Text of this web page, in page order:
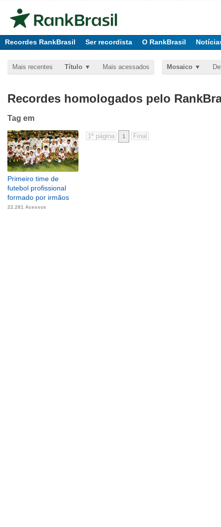
Recordes RankBrasil Ser recordista O RankBrasil
Mais recentes Título Mais acessados Mosaico
Recordes homologados pelo
Tag em
Primeiro time de
futebol profissional
formado por irmãos
22.281 Acessos
1